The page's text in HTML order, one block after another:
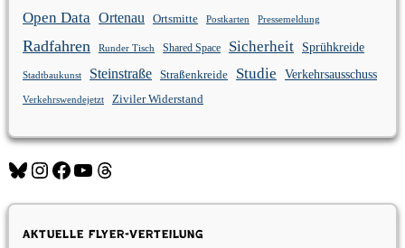
Open Data Ortenau Ortsmitte Postkarten Pressemeldung
Radfahren Runder Tisch Shared Space Sicherheit Sprühkreide
Stadtbaukunst Steinstraße Straßenkreide Studie Verkehrsausschuss
Verkehrswendejetzt Ziviler Widerstand
BlueskyInstagram
Facebook
YouTubeThreads
Aktuelle Flyer-Verteilung